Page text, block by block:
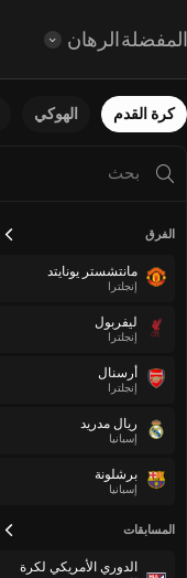
المفضلةالرهان
كرة القدم الهوكي
الفرق
مانتشستر يونايتد
إنجلترا
ليفربول
إنجلترا
أرسنال
إنجلترا
ريال مدريد
إسبانيا
برشلونة
إسبانيا
المسابقات
الدوري الأمريكي لكرة